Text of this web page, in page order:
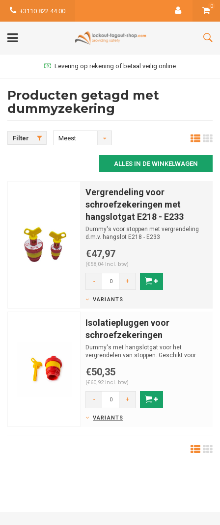
+3110 822 44 00
0
Levering op rekening of betaal veilig online
Producten getagd met
dummyzekering
Filter
Meest
ALLES IN DE WINKELWAGEN
Vergrendeling voor
schroefzekeringen met
hangslotgat E218 - E233
Dummy's voor stoppen met vergrendeling
d.m.v. hangslot E218 - E233
€47,97
(€58,04 Incl. btw)
- +
VARIANTS
Isolatiepluggen voor
schroefzekeringen
Dummy's met hangslotgat voor het
vergrendelen van stoppen. Geschikt voor
€50,35
(€60,92 Incl. btw)
- +
VARIANTS